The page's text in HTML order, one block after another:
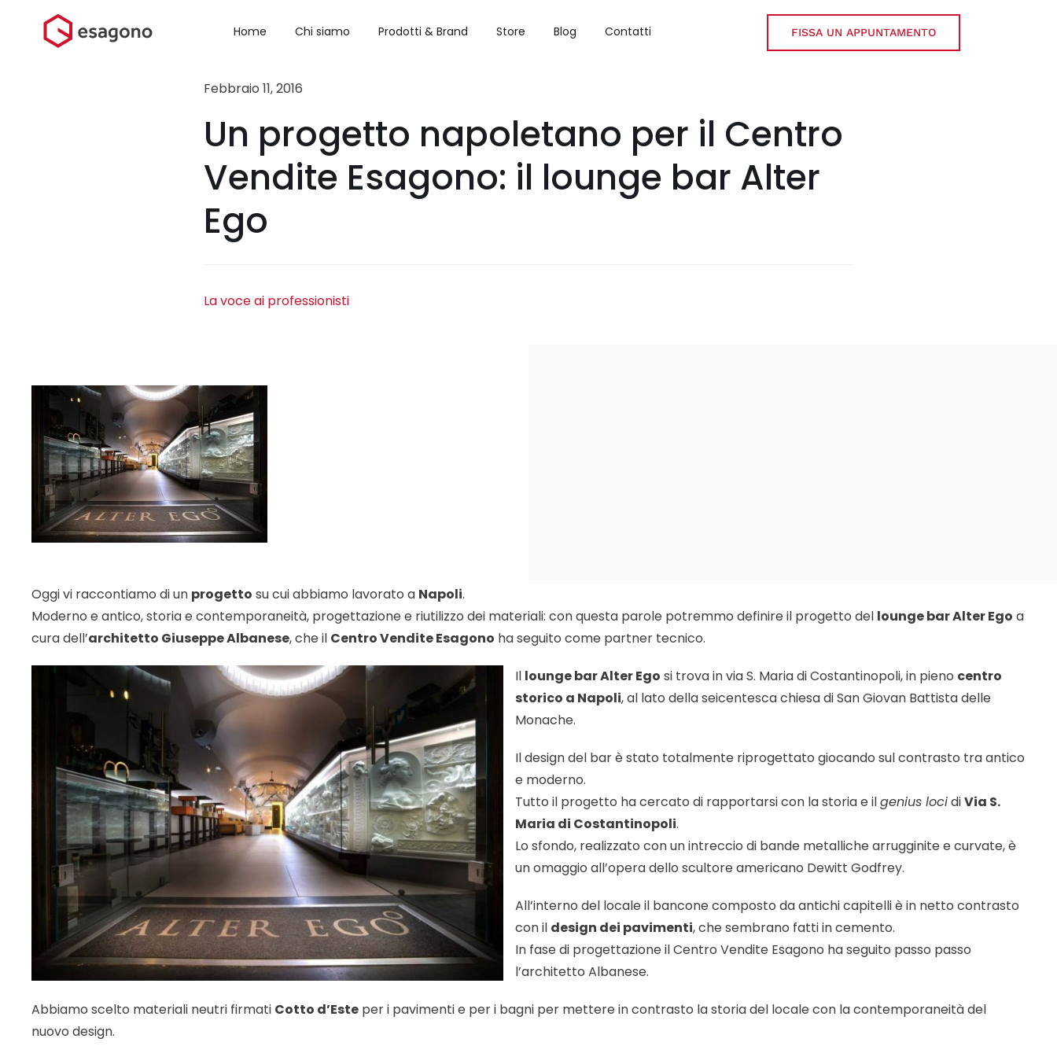
contenuto
Home Chi siamo Prodotti & Brand Store Blog Contatti FISSA UN APPUNTAMENTO
Febbraio 11, 2016
Un progetto napoletano per il Centro
Vendite Esagono: il lounge bar Alter
Ego
La voce ai professionisti
Oggi vi raccontiamo di un progetto su cui abbiamo lavorato a Napoli.
Moderno e antico, storia e contemporaneità, progettazione e riutilizzo dei materiali: con questa parole potremmo definire il progetto del lounge bar Alter Ego a
cura dell’architetto Giuseppe Albanese, che il Centro Vendite Esagono ha seguito come partner tecnico.
Il lounge bar Alter Ego si trova in via S. Maria di Costantinopoli, in pieno centro
storico a Napoli, al lato della seicentesca chiesa di San Giovan Battista delle
Monache.
Il design del bar è stato totalmente riprogettato giocando sul contrasto tra antico
e moderno.
Tutto il progetto ha cercato di rapportarsi con la storia e ilgenius locidiVia S.
Maria di Costantinopoli.
Lo sfondo, realizzato con un intreccio di bande metalliche arrugginite e curvate, è
un omaggio all’opera dello scultore americano Dewitt Godfrey.
All’interno del locale il bancone composto da antichi capitelli è in netto contrasto
con il design dei pavimenti, che sembrano fatti in cemento.
In fase di progettazione il Centro Vendite Esagono ha seguito passo passo
l’architetto Albanese.
Abbiamo scelto materiali neutri firmati Cotto d’Este per i pavimenti e per i bagni per mettere in contrasto la storia del locale con la contemporaneità del
nuovo design.